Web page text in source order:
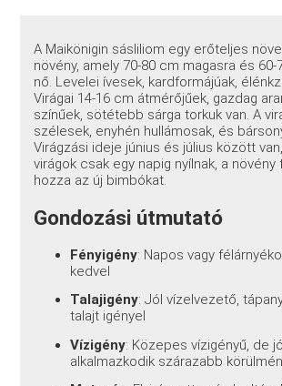
A Maikönigin sásliliom egy erőteljes
növény, amely 70-80 cm magasra és
nő. Levelei ívesek, kardformájúak,
Virágai 14-16 cm átmérőjűek, gazdag
színűek, sötétebb sárga torkuk van. A
szélesek, enyhén hullámosak, és
Virágzási ideje június és július között
virágok csak egy napig nyílnak, a
hozza az új bimbókat.
Gondozási útmutató
Fényigény: Napos vagy
kedvel
Talajigény: Jól vízelvezető,
talajt igényel
Vízigény: Közepes vízigényű, de
alkalmazkodik szárazabb